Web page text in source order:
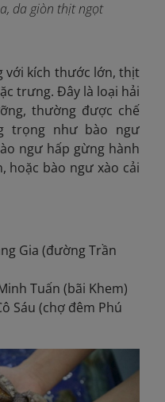
da giòn thịt ngọt
với kích thước lớn, thịt
trưng. Đây là loại hải
thường được chế
trọng như bào ngư
ngư hấp gừng hành
hoặc bào ngư xào cải
Gia (đường Trần
Tuấn (bãi Khem)
Sáu (chợ đêm Phú